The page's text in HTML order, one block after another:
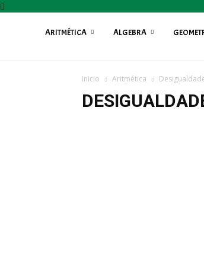
ARITMÉTICA ALGEBRA
Inicio Aritmética